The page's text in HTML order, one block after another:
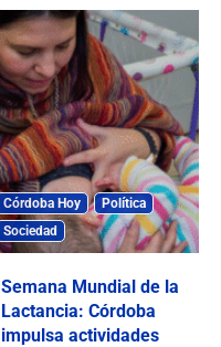
Córdoba Hoy
Política
Sociedad
Semana Mundial de la
Lactancia: Córdoba
impulsa actividades